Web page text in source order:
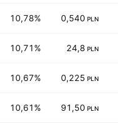
10,78% 0,540 PLN
10,71% 24,8 PLN
10,67% 0,225 PLN
10,61% 91,50 PLN